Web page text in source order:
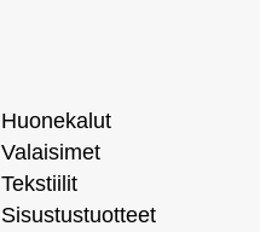
Huonekalut
Valaisimet
Tekstiilit
Sisustustuotteet